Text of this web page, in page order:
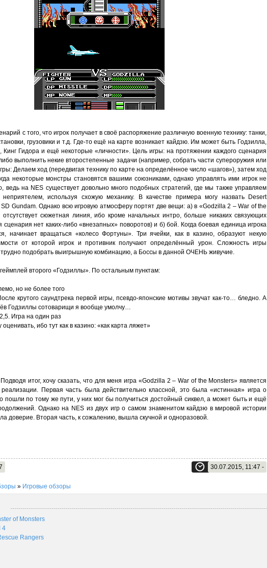
с того, что игрок получает в своё распоряжение различную военную технику: танки,
грузовики и т.д. Где-то ещё на карте возникает кайдзю. Им может быть Годзилла,
Кинг Гидора и ещё некоторые «личности». Цель игры: на протяжении каждого сценария
выполнить некие второстепенные задачи (например, собрать части супероружия или
Делаем ход (передвигая технику по карте на определённое число «шагов»), затем ход
некоторые монстры становятся вашими союзниками, однако управлять ими игрок не
ведь на NES существует довольно много подобных стратегий, где мы также управляем
используя схожую механику. В качестве примера могу назвать Desert
Gundam. Однако всю игровую атмосферу портят две вещи: а) в «Godzilla 2 – War of the
отсутствует сюжетная линия, ибо кроме начальных интро, больше никаких связующих
сценария нет каких-либо «внезапных» поворотов) и б) бой. Когда боевая единица игрока
начинает вращаться «колесо Фортуны». Три ячейки, как в казино, образуют некую
от которой игрок и противник получают определённый урон. Сложность игры
трудно подобрать выигрышную комбинацию, а Боссы в данной ОЧЕНЬ живучие.
второго «Годзиллы». По остальным пунктам:
но не более того
крутого саундтрека первой игры, псевдо-японские мотивы звучат как-то… бледно. А
Годзиллы сотоварищи я вообще умолчу…
Игра на один раз
ибо тут как в казино: «как карта ляжет»
итог, хочу сказать, что для меня игра «Godzilla 2 – War of the Monsters» является
Первая часть была действительно классной, это была «истинная» игра о
пошли по тому же пути, у них мог бы получиться достойный сиквел, а может быть и ещё
Однако на NES из двух игр о самом знаменитом кайдзю в мировой истории
доверие. Вторая часть, к сожалению, вышла скучной и одноразовой.
30.07.2015, 11:47 -
» Игровые обзоры
of Monsters
4
Rangers